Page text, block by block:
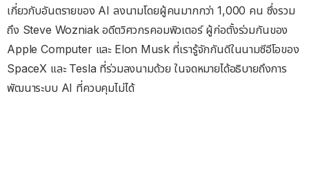
เกี่ยวกับอันตรายของ AI ลงนามโดยผู้คนมากกว่า 1,000 คน ซึ่งรวม
ถึง Steve Wozniak อดีตวิศวกรคอมพิวเตอร์ ผู้ก่อตั้งร่วมกันของ
Apple Computer และ Elon Musk ที่เรารู้จักกันดีในนามซีอีโอของ
SpaceX และ Tesla ที่ร่วมลงนามด้วย ในจดหมายได้อธิบายถึงการ
พัฒนาระบบ AI ที่ควบคุมไม่ได้